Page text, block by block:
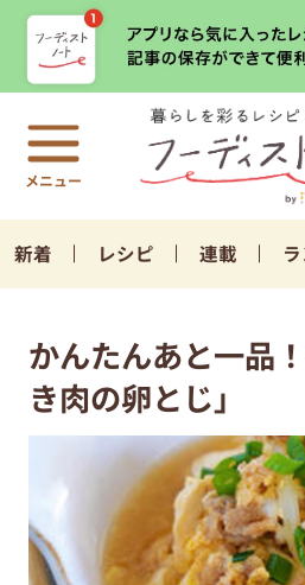
新着 レシピ 連載
かんたんあと一品
き肉の卵とじ」